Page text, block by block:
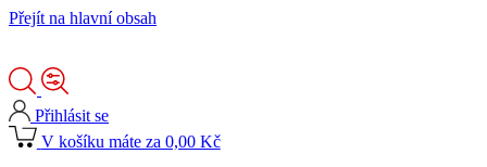
Přejít na hlavní obsah
Přihlásit se
V košíku máte za 0,00 Kč